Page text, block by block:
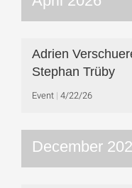
Adrien
Stephan Trüby
Event 4/22/26
December